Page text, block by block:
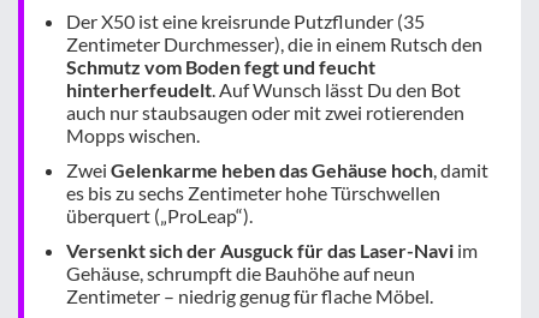
Der X50 ist eine kreisrunde Putzflunder (35
Zentimeter Durchmesser), die in einem Rutsch den
Schmutz vom Boden fegt und feucht
hinterherfeudelt. Auf Wunsch lässt Du den Bot
auch nur staubsaugen oder mit zwei rotierenden
Mopps wischen.
Zwei Gelenkarme heben das Gehäuse hoch, damit
es bis zu sechs Zentimeter hohe Türschwellen
überquert („ProLeap“).
Versenkt sich der Ausguck für das Laser-Navi im
Gehäuse, schrumpft die Bauhöhe auf neun
Zentimeter – niedrig genug für flache Möbel.